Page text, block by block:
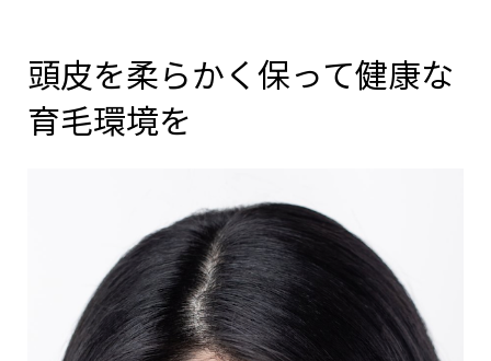
頭皮を柔らかく保って健康な
育毛環境を